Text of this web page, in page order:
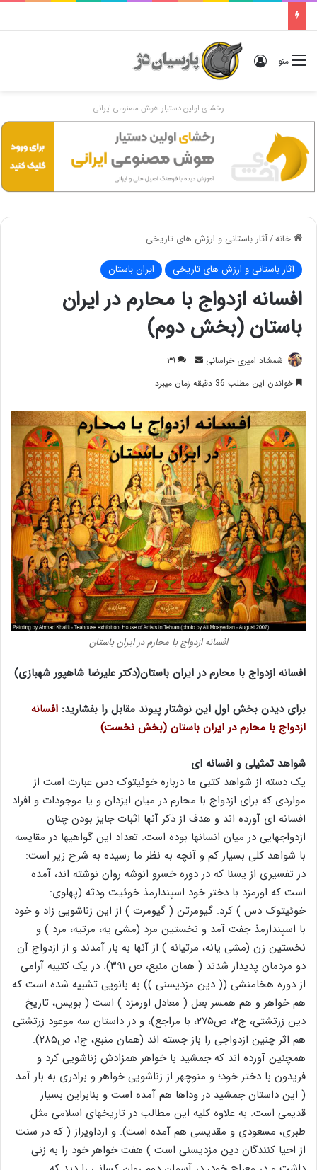
منو ورود
رخشای اولین دستیار هوش مصنوعی ایرانی
خانه/آثار باستانی و ارزش های تاریخی
آثار باستانی و ارزش های تاریخی ایران باستان
افسانه ازدواج با محارم در ایران
باستان (بخش دوم)
شمشاد امیری خراسانی
ارسال
ایمیل
۳۹
خواندن این مطلب 36 دقیقه زمان میبرد
افسانه ازدواج با محارم در ایران باستان
افسانه ازدواج با محارم در ایران باستان(دکتر علیرضا شاهپور شهبازی)
برای دیدن بخش اول این نوشتار پیوند مقابل را بفشارید: افسانه
ازدواج با محارم در ایران باستان (بخش نخست)
شواهد تمثیلی و افسانه ای
یک دسته از شواهد کتبی ما درباره خوئیتوک دس عبارت است از
مواردی که برای ازدواج با محارم در میان ایزدان و یا موجودات و افراد
افسانه ای آورده اند و هدف از ذکر آنها اثبات جایز بودن چنان
ازدواجهایی در میان انسانها بوده است. تعداد این گواهیها در مقایسه
با شواهد کلی بسیار کم و آنچه به نظر ما رسیده به شرح زیر است:
در تفسیری از یسنا که در دوره خسرو انوشه روان نوشته اند، آمده
است که اورمزد با دختر خود اسپندارمذ خوئیت ودثه (پهلوی:
خوئیتوک دس ) کرد. گیومرتن ( گیومرت ) از این زناشویی زاد و خود
با اسپندارمذ جفت آمد و نخستین مرد (مشی یه، مرتیه، مرد ) و
نخستین زن (مشی یانه، مرتیانه ) از آنها به بار آمدند و از ازدواج آن
دو مردمان پدیدار شدند ( همان منبع، ص ۳۹۱). در یک کتیبه آرامی
از دوره هخامنشی (( دین مزدیسنی )) به بانویی تشبیه شده است که
هم خواهر و هم همسر بعل ( معادل اورمزد ) است ( بویس، تاریخ
دین زرتشتی، ج۲، ص۲۷۵، با مراجع)، و در داستان سه موعود زرتشتی
هم اثر چنین ازدواجی را باز جسته اند (همان منبع، ج۱، ص۲۸۵).
همچنین آورده اند که جمشید با خواهر همزادش زناشویی کرد و
فریدون با دختر خود؛ و منوچهر از زناشویی خواهر و برادری به بار آمد
( این داستان جمشید در وداها هم آمده است و بنابراین بسیار
قدیمی است. به علاوه کلیه این مطالب در تاریخهای اسلامی مثل
طبری، مسعودی و مقدیسی هم آمده است). و ارداویراز ( که در سنت
از احیا کنندگان دین مزدیسنی است ) هفت خواهر خود را به زنی